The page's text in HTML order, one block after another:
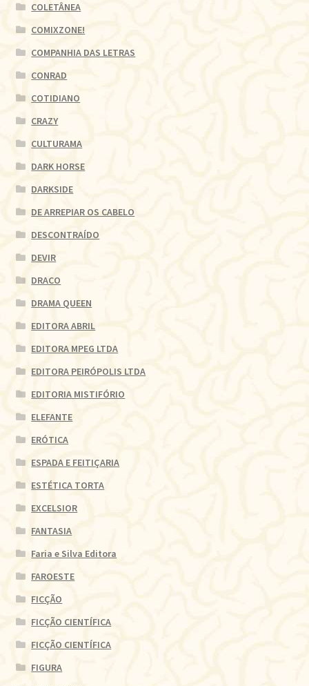
COLETÂNEA
COMIXZONE!
COMPANHIA DAS LETRAS
CONRAD
COTIDIANO
CRAZY
CULTURAMA
DARK HORSE
DARKSIDE
DE ARREPIAR OS CABELO
DESCONTRAÍDO
DEVIR
DRACO
DRAMA QUEEN
EDITORA ABRIL
EDITORA MPEG LTDA
EDITORA PEIRÓPOLIS LTDA
EDITORIA MISTIFÓRIO
ELEFANTE
ERÓTICA
ESPADA E FEITIÇARIA
ESTÉTICA TORTA
EXCELSIOR
FANTASIA
Faria e Silva Editora
FAROESTE
FICÇÃO
FICÇÃO CIENTÍFICA
FICÇÃO CIENTÍFICA
FIGURA